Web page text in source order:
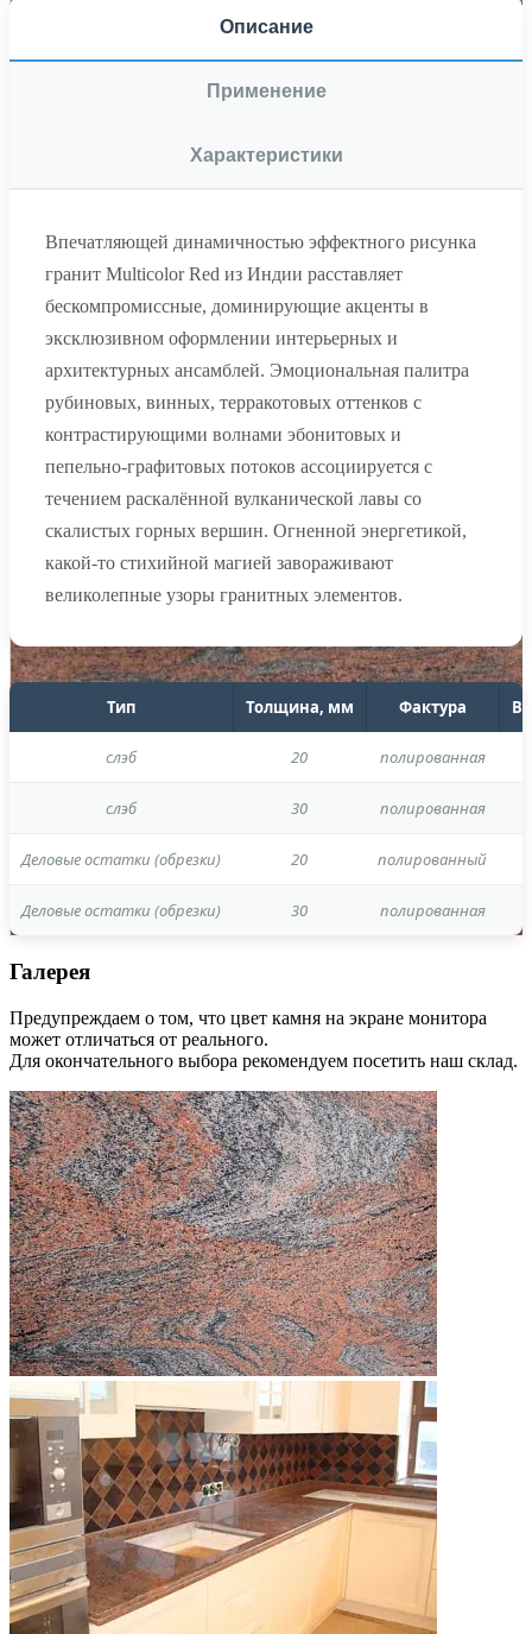
Описание
Применение
Характеристики
Впечатляющей динамичностью эффектного рисунка
гранит Multicolor Red из Индии расставляет
бескомпромиссные, доминирующие акценты в
эксклюзивном оформлении интерьерных и
архитектурных ансамблей. Эмоциональная палитра
рубиновых, винных, терракотовых оттенков с
контрастирующими волнами эбонитовых и
пепельно-графитовых потоков ассоциируется с
течением раскалённой вулканической лавы со
скалистых горных вершин. Огненной энергетикой,
какой-то стихийной магией завораживают
великолепные узоры гранитных элементов.
Тип Толщина, мм Фактура В
слэб 20 полированная
слэб 30 полированная
Деловые остатки (обрезки) 20 полированный
Деловые остатки (обрезки) 30 полированная
Галерея
Предупреждаем о том, что цвет камня на экране монитора
может отличаться от реального.
Для окончательного выбора рекомендуем посетить наш склад.